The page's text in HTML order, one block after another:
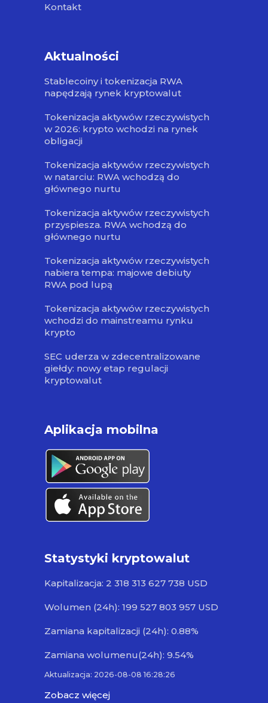
Kontakt
Aktualności
Stablecoiny i tokenizacja RWA
napędzają rynek kryptowalut
Tokenizacja aktywów rzeczywistych
w 2026: krypto wchodzi na rynek
obligacji
Tokenizacja aktywów rzeczywistych
w natarciu: RWA wchodzą do
głównego nurtu
Tokenizacja aktywów rzeczywistych
przyspiesza. RWA wchodzą do
głównego nurtu
Tokenizacja aktywów rzeczywistych
nabiera tempa: majowe debiuty
RWA pod lupą
Tokenizacja aktywów rzeczywistych
wchodzi do mainstreamu rynku
krypto
SEC uderza w zdecentralizowane
giełdy: nowy etap regulacji
kryptowalut
Aplikacja mobilna
Statystyki kryptowalut
Kapitalizacja: 2 318 313 627 738 USD
Wolumen (24h): 199 527 803 957 USD
Zamiana kapitalizacji (24h): 0.88%
Zamiana wolumenu(24h): 9.54%
Aktualizacja: 2026-08-08 16:28:26
Zobacz więcej